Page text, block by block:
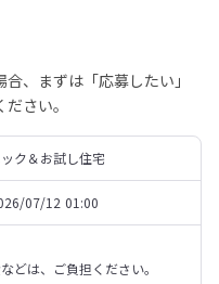
、まずは「応募したい」
さい。
ク＆お試し住宅
07/12 01:00
どは、ご負担ください。